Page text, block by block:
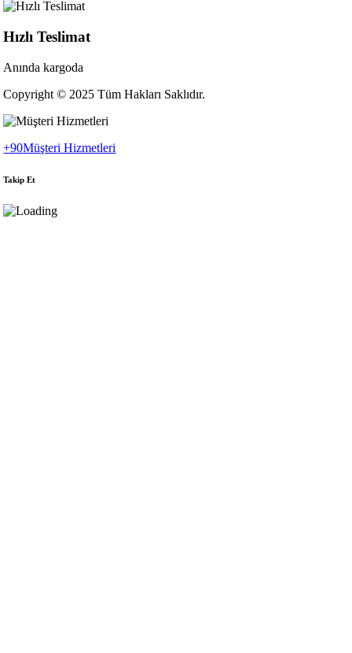
Hızlı Teslimat
Anında kargoda
Copyright © 2025 Tüm Hakları Saklıdır.
+90Müşteri Hizmetleri
Takip Et